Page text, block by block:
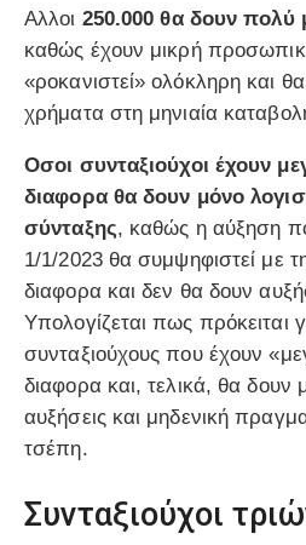
Αλλοι 250.000 θα δουν πολύ
καθώς έχουν μικρή
«ροκανιστεί» ολόκληρη και
χρήματα στη μηνιαία
Οσοι συνταξιούχοι έχουν
διαφορα θα δουν μόνο
σύνταξης, καθώς η αύξηση
1/1/2023 θα συμψηφιστεί με
διαφορα και δεν θα δουν
Υπολογίζεται πως πρόκειται
συνταξιούχους που έχουν
διαφορα και, τελικά, θα δουν
αυξήσεις και μηδενική
τσέπη.
Συνταξιούχοι